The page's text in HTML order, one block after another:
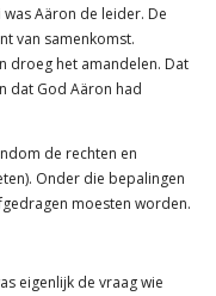
Aäron de leider. De
van samenkomst.
droeg het amandelen. Dat
dat God Aäron had
de rechten en
Onder die bepalingen
moesten worden.
eigenlijk de vraag wie